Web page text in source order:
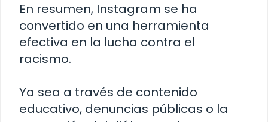
En resumen, Instagram se ha
convertido en una herramienta
efectiva en la lucha contra el
racismo.
Ya sea a través de contenido
educativo, denuncias públicas o la